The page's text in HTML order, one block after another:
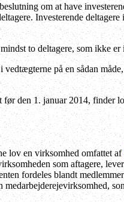
om at have
Investerende
to deltagere, som ikke er
vedtægterne på en sådan
den 1. januar 2014, finder
lov en virksomhed omfattet af
som aftagere,
fordeles blandt
medarbejderejevirksomhed,